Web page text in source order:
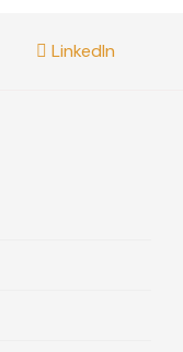
LinkedIn